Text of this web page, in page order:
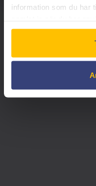
information som du har
Swedish Film
för institutionell
vänligen